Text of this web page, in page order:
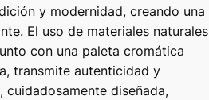
y modernidad, creando una
El uso de materiales naturales
con una paleta cromática
transmite autenticidad y
cuidadosamente diseñada,